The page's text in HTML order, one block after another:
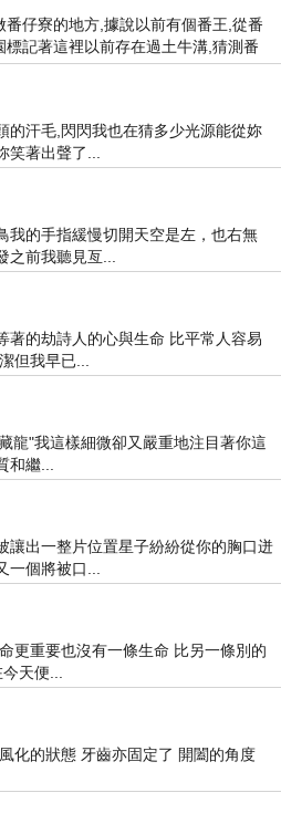
番仔寮的地方,據說以前有個番王,從番
標記著這裡以前存在過土牛溝,猜測番
的汗毛,閃閃我也在猜多少光源能從妳
著出聲了...
我的手指緩慢切開天空是左，也右無
前我聽見亙...
著的劫詩人的心與生命 比平常人容易
但我早已...
龍"我這樣細微卻又嚴重地注目著你這
繼...
讓出一整片位置星子紛紛從你的胸口迸
個將被口...
更重要也沒有一條生命 比另一條別的
天便...
化的狀態 牙齒亦固定了 開闔的角度